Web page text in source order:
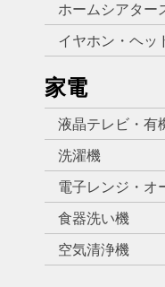
ホームシアター
イヤホン・ヘッ
家電
液晶テレビ・有
洗濯機
電子レンジ・オ
食器洗い機
空気清浄機